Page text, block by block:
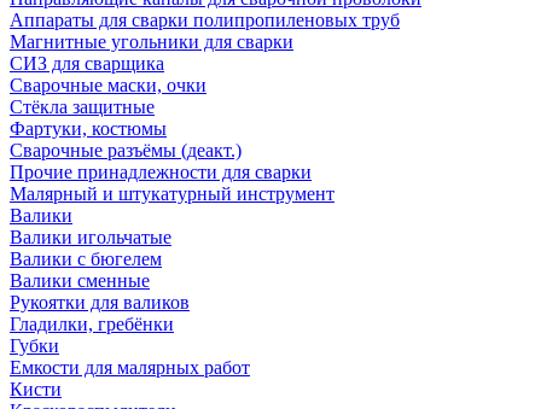
Аппараты для сварки полипропиленовых труб
Магнитные угольники для сварки
СИЗ для сварщика
Сварочные маски, очки
Стёкла защитные
Фартуки, костюмы
Сварочные разъёмы (деакт.)
Прочие принадлежности для сварки
Малярный и штукатурный инструмент
Валики
Валики игольчатые
Валики с бюгелем
Валики сменные
Рукоятки для валиков
Гладилки, гребёнки
Губки
Емкости для малярных работ
Кисти